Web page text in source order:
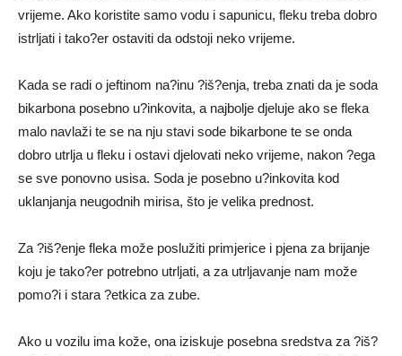
vrijeme. Ako koristite samo vodu i sapunicu, fleku treba dobro
istrljati i tako?er ostaviti da odstoji neko vrijeme.
Kada se radi o jeftinom na?inu ?iš?enja, treba znati da je soda
bikarbona posebno u?inkovita, a najbolje djeluje ako se fleka
malo navlaži te se na nju stavi sode bikarbone te se onda
dobro utrlja u fleku i ostavi djelovati neko vrijeme, nakon ?ega
se sve ponovno usisa. Soda je posebno u?inkovita kod
uklanjanja neugodnih mirisa, što je velika prednost.
Za ?iš?enje fleka može poslužiti primjerice i pjena za brijanje
koju je tako?er potrebno utrljati, a za utrljavanje nam može
pomo?i i stara ?etkica za zube.
Ako u vozilu ima kože, ona iziskuje posebna sredstva za ?iš?